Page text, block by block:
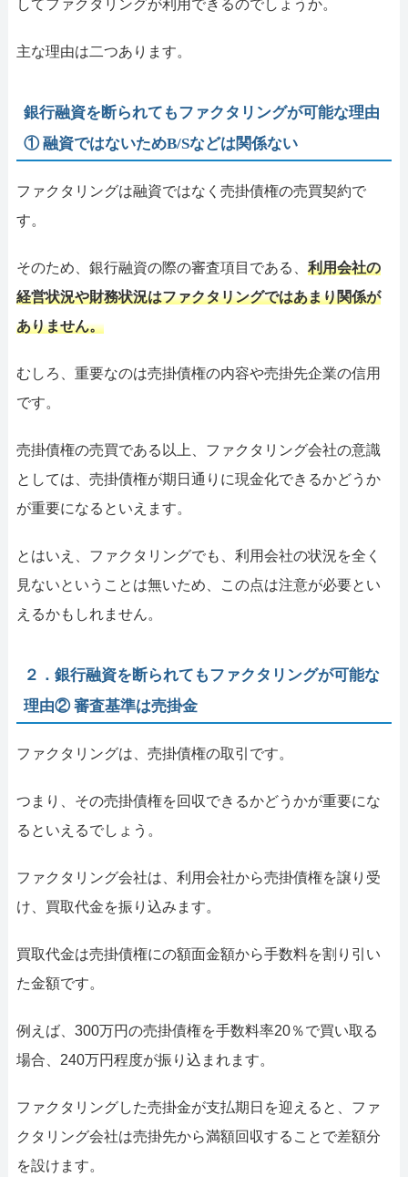
してファクタリングが利用できるのでしょうか。
主な理由は二つあります。
銀行融資を断られてもファクタリングが可能な理由
① 融資ではないためB/Sなどは関係ない
ファクタリングは融資ではなく売掛債権の売買契約で
す。
そのため、銀行融資の際の審査項目である、 利用会社の
経営状況や財務状況はファクタリングではあまり関係が
ありません。
むしろ、重要なのは売掛債権の内容や売掛先企業の信用
です。
売掛債権の売買である以上、ファクタリング会社の意識
としては、売掛債権が期日通りに現金化できるかどうか
が重要になるといえます。
とはいえ、ファクタリングでも、利用会社の状況を全く
見ないということは無いため、この点は注意が必要とい
えるかもしれません。
２．銀行融資を断られてもファクタリングが可能な
理由② 審査基準は売掛金
ファクタリングは、売掛債権の取引です。
つまり、その売掛債権を回収できるかどうかが重要にな
るといえるでしょう。
ファクタリング会社は、利用会社から売掛債権を譲り受
け、買取代金を振り込みます。
買取代金は売掛債権にの額面金額から手数料を割り引い
た金額です。
例えば、300万円の売掛債権を手数料率20％で買い取る
場合、240万円程度が振り込まれます。
ファクタリングした売掛金が支払期日を迎えると、ファ
クタリング会社は売掛先から満額回収することで差額分
を設けます。